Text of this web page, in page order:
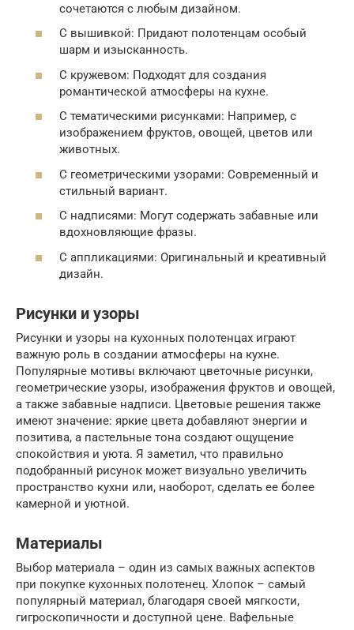
сочетаются с любым дизайном.
С вышивкой: Придают полотенцам особый
шарм и изысканность.
С кружевом: Подходят для создания
романтической атмосферы на кухне.
С тематическими рисунками: Например, с
изображением фруктов, овощей, цветов или
животных.
С геометрическими узорами: Современный и
стильный вариант.
С надписями: Могут содержать забавные или
вдохновляющие фразы.
С аппликациями: Оригинальный и креативный
дизайн.
Рисунки и узоры
Рисунки и узоры на кухонных полотенцах играют
важную роль в создании атмосферы на кухне.
Популярные мотивы включают цветочные рисунки,
геометрические узоры, изображения фруктов и овощей,
а также забавные надписи. Цветовые решения также
имеют значение: яркие цвета добавляют энергии и
позитива, а пастельные тона создают ощущение
спокойствия и уюта. Я заметил, что правильно
подобранный рисунок может визуально увеличить
пространство кухни или, наоборот, сделать ее более
камерной и уютной.
Материалы
Выбор материала – один из самых важных аспектов
при покупке кухонных полотенец. Хлопок – самый
популярный материал, благодаря своей мягкости,
гигроскопичности и доступной цене. Вафельные